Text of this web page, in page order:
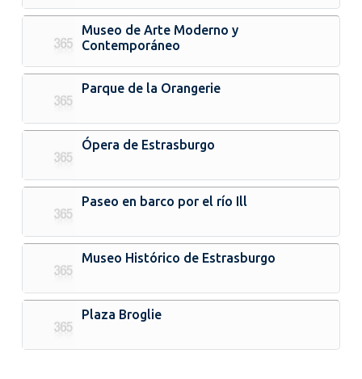
Museo de Arte Moderno y
Contemporáneo
Parque de la Orangerie
Ópera de Estrasburgo
Paseo en barco por el río Ill
Museo Histórico de Estrasburgo
Plaza Broglie